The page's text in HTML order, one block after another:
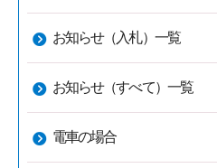
お知らせ（入札）一覧
お知らせ（すべて）一覧
電車の場合